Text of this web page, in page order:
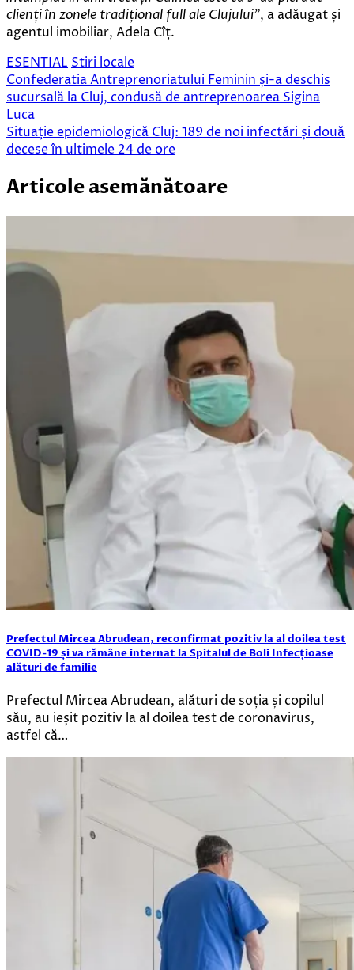
clienți în zonele tradițional full ale Clujului”, a adăugat și
agentul imobiliar, Adela Cîț.
ESENTIAL Stiri locale
Navigare
în
articole
Confederatia Antreprenoriatului Feminin și-a deschis
sucursală la Cluj, condusă de antreprenoarea Sigina
Luca
Situație epidemiologică Cluj: 189 de noi infectări și două
decese în ultimele 24 de ore
Articole asemănătoare
Prefectul Mircea Abrudean, reconfirmat pozitiv la al doilea test
COVID-19 și va rămâne internat la Spitalul de Boli Infecțioase
alături de familie
Prefectul Mircea Abrudean, alături de soția și copilul
său, au ieșit pozitiv la al doilea test de coronavirus,
astfel că…